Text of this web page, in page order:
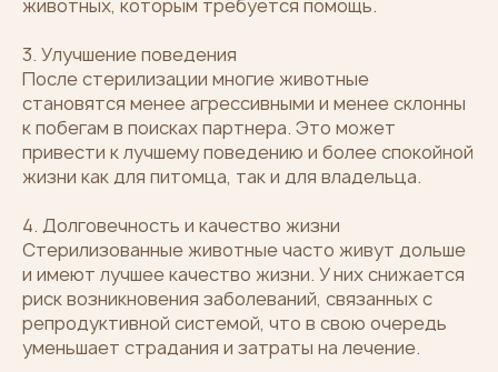
животных, которым требуется помощь.
3. Улучшение поведения
После стерилизации многие животные
становятся менее агрессивными и менее склонны
к побегам в поисках партнера. Это может
привести к лучшему поведению и более спокойной
жизни как для питомца, так и для владельца.
4. Долговечность и качество жизни
Стерилизованные животные часто живут дольше
и имеют лучшее качество жизни. У них снижается
риск возникновения заболеваний, связанных с
репродуктивной системой, что в свою очередь
уменьшает страдания и затраты на лечение.